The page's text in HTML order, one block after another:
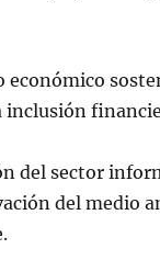
inclusión
del sector
del medio